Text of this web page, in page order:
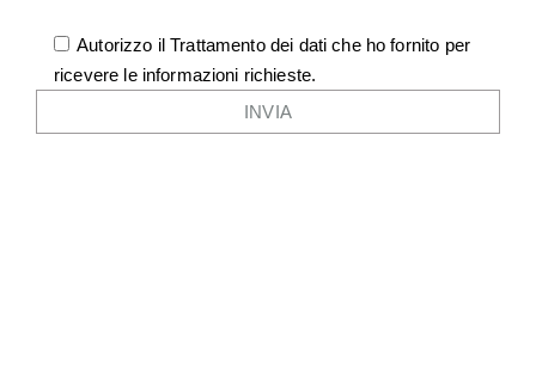
Autorizzo il Trattamento dei dati che ho fornito per
ricevere le informazioni richieste.